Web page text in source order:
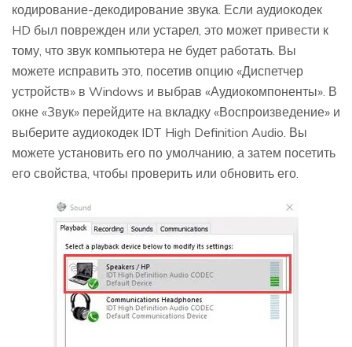
кодирование-декодирование звука. Если аудиокодек
HD был поврежден или устарел, это может привести к
тому, что звук компьютера не будет работать. Вы
можете исправить это, посетив опцию «Диспетчер
устройств» в Windows и выбрав «Аудиокомпоненты». В
окне «Звук» перейдите на вкладку «Воспроизведение» и
выберите аудиокодек IDT High Definition Audio. Вы
можете установить его по умолчанию, а затем посетить
его свойства, чтобы проверить или обновить его.